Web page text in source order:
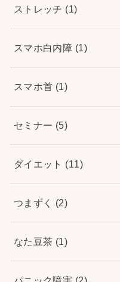
ストレッチ (1)
スマホ白内障 (1)
スマホ首 (1)
セミナー (5)
ダイエット (11)
つまずく (2)
なた豆茶 (1)